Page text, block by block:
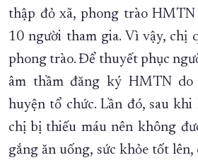
thập đỏ xã, phong trào
10 người tham gia. Vì vậy, chị
phong trào. Để thuyết phục
âm thầm đăng ký HMTN
huyện tổ chức. Lần đó, sau
chị bị thiếu máu nên không
gắng ăn uống, sức khỏe tốt